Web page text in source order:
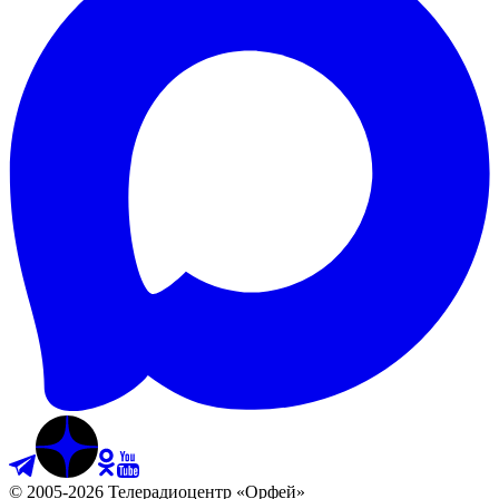
© 2005-2026 Телерадиоцентр «Орфей»